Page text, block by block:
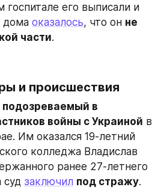
госпитале его выписали и
дома оказалось, что он не
части.
и происшествия
подозреваемый в
войны с Украиной в
Им оказался 19-летний
колледжа Владислав
ранее 27-летнего
суд заключил под стражу.